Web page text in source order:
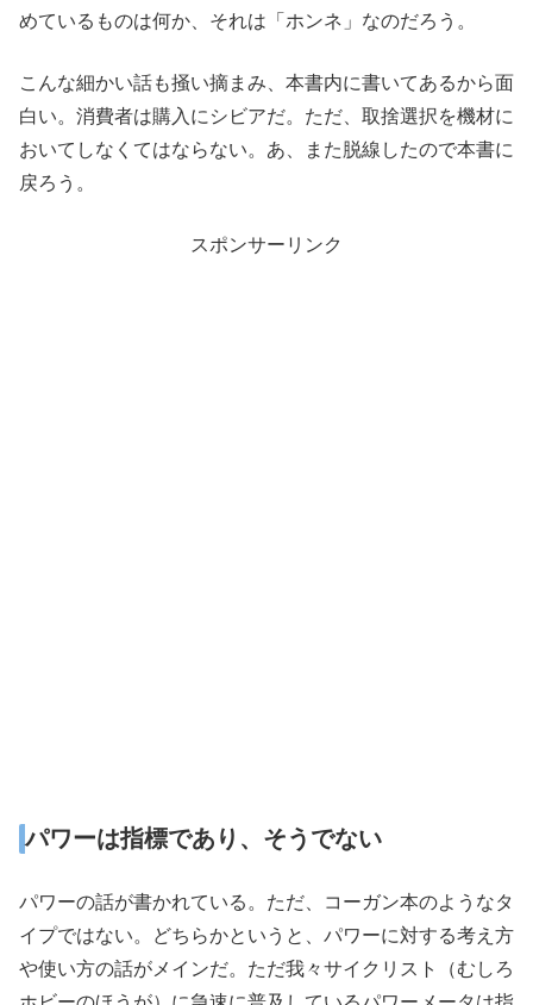
めているものは何か、それは「ホンネ」なのだろう。
こんな細かい話も掻い摘まみ、本書内に書いてあるから面
白い。消費者は購入にシビアだ。ただ、取捨選択を機材に
おいてしなくてはならない。あ、また脱線したので本書に
戻ろう。
スポンサーリンク
パワーは指標であり、そうでない
パワーの話が書かれている。ただ、コーガン本のようなタ
イプではない。どちらかというと、パワーに対する考え方
や使い方の話がメインだ。ただ我々サイクリスト（むしろ